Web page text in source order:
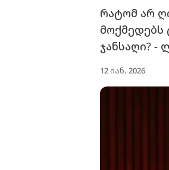
რატომ არ
მოქმედებს
ჯანსაღი? -
12 იან. 2026